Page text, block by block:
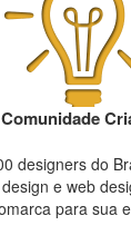
Comunidade
designers do
e web
para sua